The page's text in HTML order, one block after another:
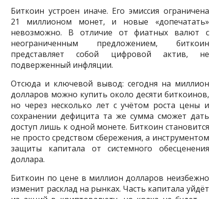
Биткоин устроен иначе. Его эмиссия ограничена
21 миллионом монет, и новые «допечатать»
невозможно. В отличие от фиатных валют с
неограниченным предложением, биткоин
представляет собой цифровой актив, не
подверженный инфляции.
Отсюда и ключевой вывод: сегодня на миллион
долларов можно купить около десяти биткоинов,
но через несколько лет с учётом роста цены и
сохранении дефицита та же сумма сможет дать
доступ лишь к одной монете. Биткоин становится
не просто средством сбережения, а инструментом
защиты капитала от системного обесценения
доллара.
Биткоин по цене в миллион долларов неизбежно
изменит расклад на рынках. Часть капитала уйдёт